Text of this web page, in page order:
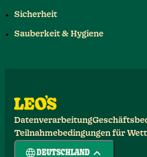
Sicherheit
Sauberkeit & Hygiene
Datenverarbeitung
Teilnahmebedingungen für
DEUTSCHLAND